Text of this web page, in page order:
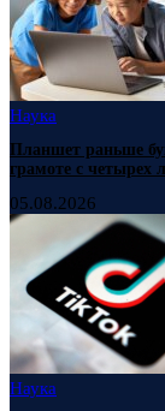
Наука
Планшет раньше
грамоте с четырех
05.08.2026
Наука